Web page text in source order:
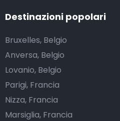
Destinazioni popolari
Bruxelles, Belgio
Anversa, Belgio
Lovanio, Belgio
Parigi, Francia
Nizza, Francia
Marsiglia, Francia